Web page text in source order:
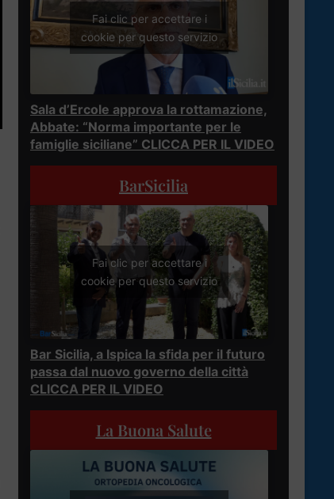
Fai clic per accettare i
cookie per questo servizio
Sala d’Ercole approva la rottamazione,
Abbate: “Norma importante per le
famiglie siciliane” CLICCA PER IL VIDEO
BarSicilia
Fai clic per accettare i
cookie per questo servizio
Bar Sicilia, a Ispica la sfida per il futuro
passa dal nuovo governo della città
CLICCA PER IL VIDEO
La Buona Salute